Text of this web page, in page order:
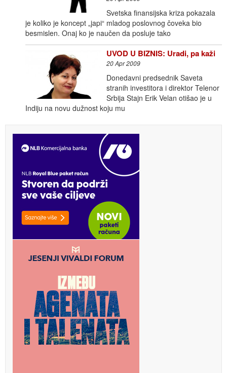
Svetska finansijska kriza pokazala
je koliko je koncept „japi“ mladog poslovnog čoveka bio
besmislen. Onaj ko je naučen da posluje tako
UVOD U BIZNIS: Uradi, pa kaži
20 Apr 2009
Donedavni predsednik Saveta
stranih investitora i direktor Telenor
Srbija Stajn Erik Velan otišao je u
Indiju na novu dužnost koju mu